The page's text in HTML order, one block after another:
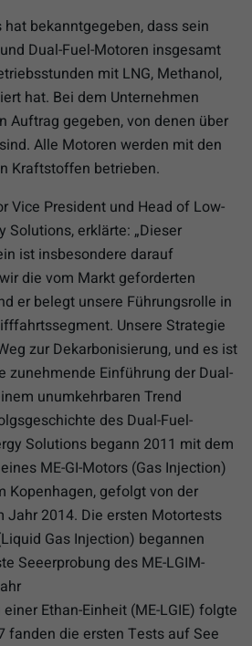
bekanntgegeben, dass sein
Dual-Fuel-Motoren insgesamt
mit LNG, Methanol,
hat. Bei dem Unternehmen
Auftrag gegeben, von denen über
Alle Motoren werden mit den
Kraftstoffen betrieben.
Vice President und Head of Low-
Solutions, erklärte: „Dieser
ist insbesondere darauf
die vom Markt geforderten
er belegt unsere Führungsrolle in
Unsere Strategie
zur Dekarbonisierung, und es ist
zunehmende Einführung der Dual-
unumkehrbaren Trend
des Dual-Fuel-
Solutions begann 2011 mit dem
ME-GI-Motors (Gas Injection)
Kopenhagen, gefolgt von der
Jahr 2014. Die ersten Motortests
Gas Injection) begannen
Seeerprobung des ME-LGIM-
Ethan-Einheit (ME-LGIE) folgte
fanden die ersten Tests auf See